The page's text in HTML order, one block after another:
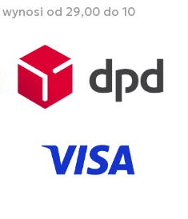
od 29,00 do 10